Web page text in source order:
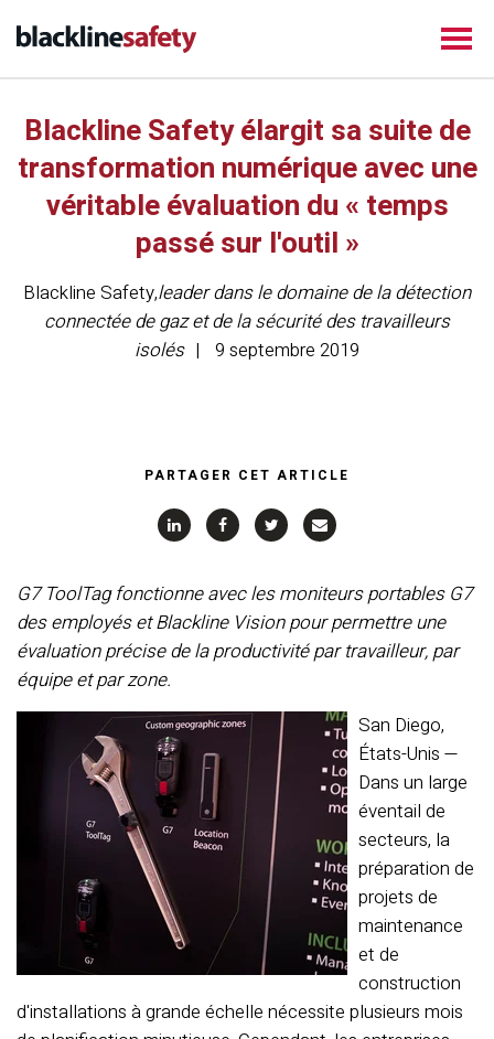
Blackline Safety élargit sa suite de
transformation numérique avec une
véritable évaluation du « temps
passé sur l'outil »
Blackline Safety,leader dans le domaine de la détection
connectée de gaz et de la sécurité des travailleurs
isolés
9 septembre 2019
PARTAGER CET ARTICLE
G7 ToolTag fonctionne avec les moniteurs portables G7
des employés et Blackline Vision pour permettre une
évaluation précise de la productivité par travailleur, par
équipe et par zone.
San Diego,
États-Unis —
Dans un large
éventail de
secteurs, la
préparation de
projets de
maintenance
et de
construction
d'installations à grande échelle nécessite plusieurs mois